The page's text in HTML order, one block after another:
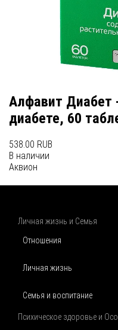
Алфавит Диабет
диабете, 60
538.00 RUB
В наличии
Аквион
Личная жизнь и Семья
Отношения
Личная жизнь
Семья и воспитание
Психическое здоровье и